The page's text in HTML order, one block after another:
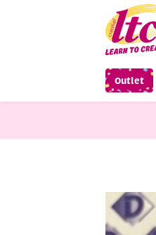
Outlet